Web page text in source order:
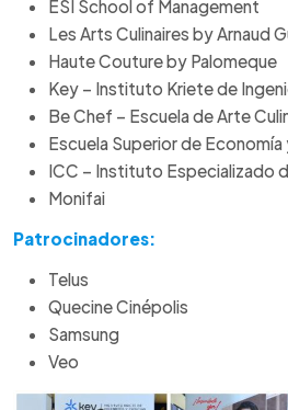
ESI School of Management
Les Arts Culinaires by Arnaud
Haute Couture by Palomeque
Key – Instituto Kriete de
Be Chef – Escuela de Arte
Escuela Superior de
ICC – Instituto Especializado
Monifai
Patrocinadores:
Telus
Quecine Cinépolis
Samsung
Veo